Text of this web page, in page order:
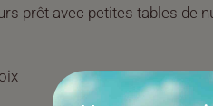
prêt avec petites tables de